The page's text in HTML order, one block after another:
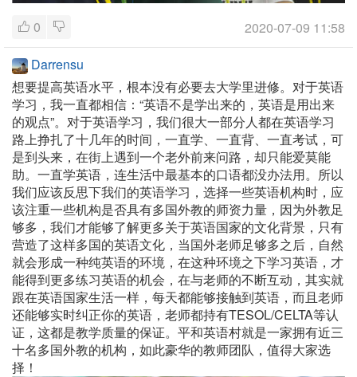
0
2020-07-09 11:58
Darrensu
想要提高英语水平，根本没有必要去大学里进修。对于英语
学习，我一直都相信：“英语不是学出来的，英语是用出来
的观点”。对于英语学习，我们很大一部分人都在英语学习
路上挣扎了十几年的时间，一直学、一直背、一直考试，可
是到头来，在街上遇到一个老外前来问路，却只能爱莫能
助。一直学英语，连生活中最基本的口语都没办法用。所以
我们应该反思下我们的英语学习，选择一些英语机构时，应
该注重一些机构是否具有多国外教的师资力量，因为外教足
够多，我们才能够了解更多关于英语国家的文化背景，只有
营造了这样多国的英语文化，当国外老师足够多之后，自然
就会形成一种纯英语的环境，在这种环境之下学习英语，才
能得到更多练习英语的机会，在与老师的不断互动，其实就
跟在英语国家生活一样，每天都能够接触到英语，而且老师
还能够实时纠正你的英语，老师都持有TESOL/CELTA等认
证，这都是教学质量的保证。平和英语村就是一家拥有近三
十名多国外教的机构，如此豪华的教师团队，值得大家选
择！